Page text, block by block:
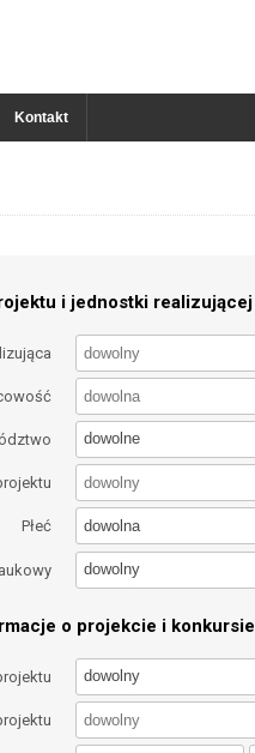
Kontakt
i jednostki realizującej
dowolne
Płeć dowolna
dowolny
o projekcie i konkursie
dowolny